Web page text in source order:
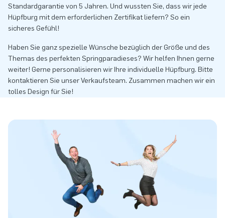
Standardgarantie von 5 Jahren. Und wussten Sie, dass wir jede
Hüpfburg mit dem erforderlichen Zertifikat liefern? So ein
sicheres Gefühl!
Haben Sie ganz spezielle Wünsche bezüglich der Größe und des
Themas des perfekten Springparadieses? Wir helfen Ihnen gerne
weiter! Gerne personalisieren wir Ihre individuelle Hüpfburg. Bitte
kontaktieren Sie unser Verkaufsteam. Zusammen machen wir ein
tolles Design für Sie!